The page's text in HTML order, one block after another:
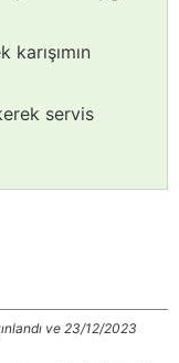
servis
ve 23/12/2023